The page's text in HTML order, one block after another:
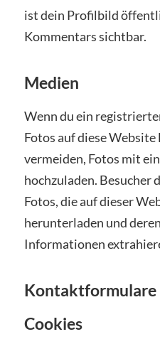
ist dein Profilbild
Kommentars sichtbar.
Medien
Wenn du ein
Fotos auf diese
vermeiden, Fotos mit
hochzuladen. Besucher
Fotos, die auf dieser
herunterladen und
Informationen
Kontaktformulare
Cookies